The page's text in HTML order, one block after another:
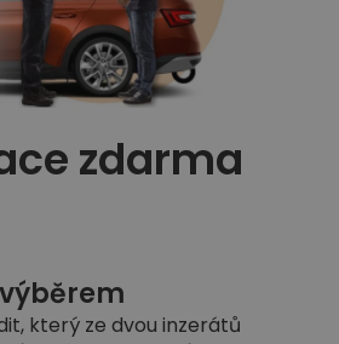
zdarma
který ze dvou inzerátů